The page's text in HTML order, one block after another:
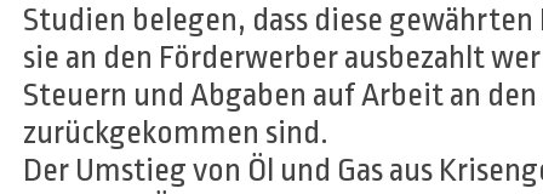
Studien belegen, dass diese
sie an den Förderwerber ausbezahlt
Steuern und Abgaben auf Arbeit an
zurückgekommen sind.
Der Umstieg von Öl und Gas aus